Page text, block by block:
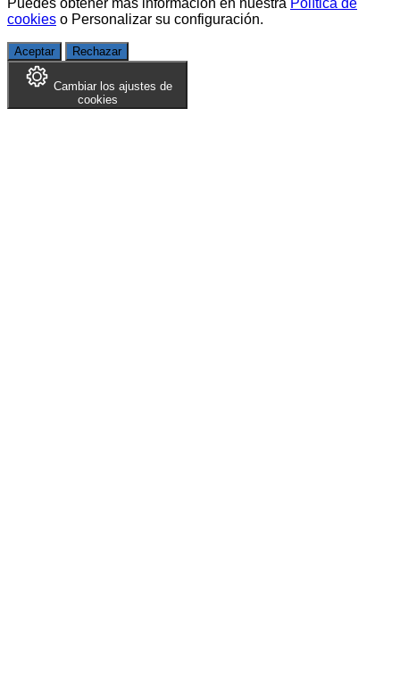
cookies o Personalizar su configuración.
Aceptar Rechazar
Cambiar los ajustes de
cookies